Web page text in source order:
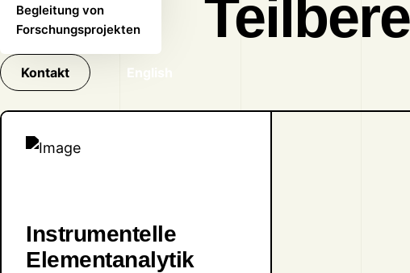
Begleitung von
Forschungsprojekten
Kontakt English
Instrumentelle
Elementanalytik